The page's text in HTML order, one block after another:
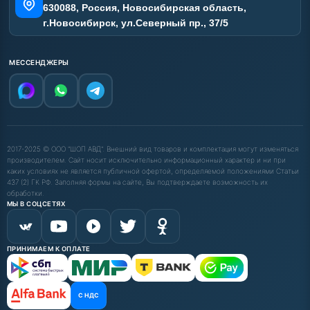
630088, Россия, Новосибирская область,
г.Новосибирск, ул.Северный пр., 37/5
МЕССЕНДЖЕРЫ
2017-2025 © ООО "ШОП АВД". Внешний вид товаров и комплектация могут изменяться
производителем. Сайт носит исключительно информационный характер и ни при
каких условиях не является публичной офертой, определяемой положениями Статьи
437 (2) ГК РФ. Заполняя формы на сайте, Вы подтверждаете возможность их
обработки.
МЫ В СОЦСЕТЯХ
ПРИНИМАЕМ К ОПЛАТЕ
С НДС